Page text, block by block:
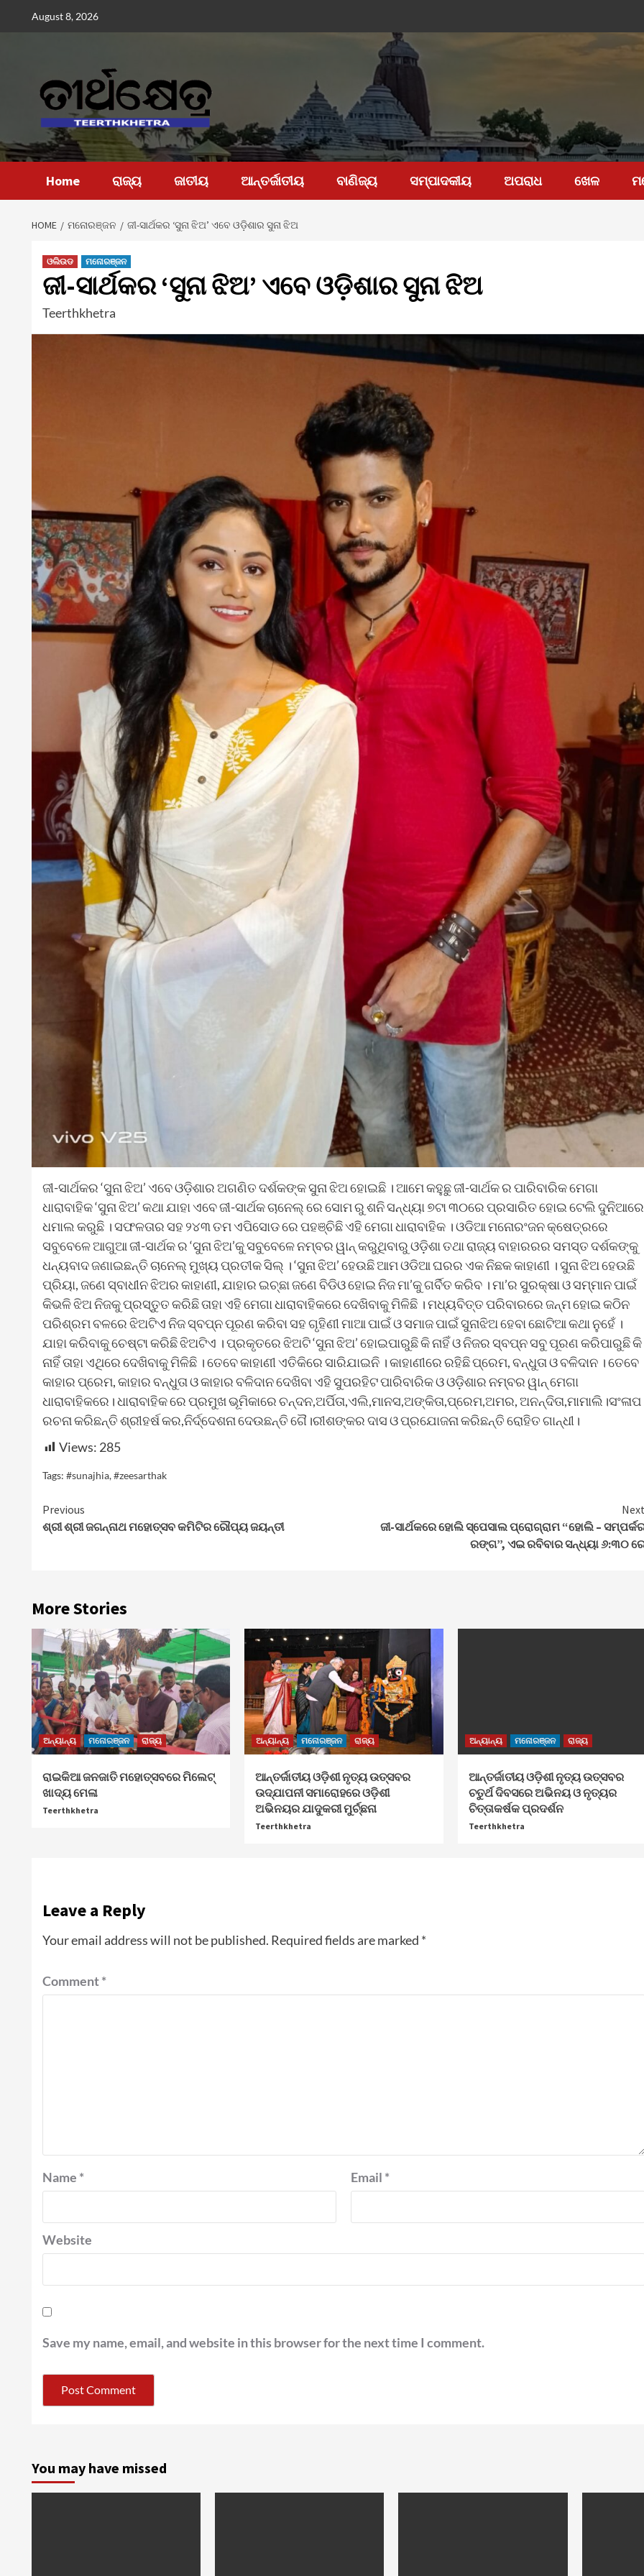
August 8, 2026
Home ରାଜ୍ୟ ଜାତୀୟ ଆନ୍ତର୍ଜାତୀୟ ବାଣିଜ୍ୟ ସମ୍ପାଦକୀୟ ଅପରାଧ ଖେଳ
HOME ମନୋରଞ୍ଜନ ଜୀ-ସାର୍ଥକର ‘ସୁନା ଝିଅ’ ଏବେ ଓଡ଼ିଶାର ସୁନା ଝିଅ
ଓଲିଉଡ ମନୋରଞ୍ଜନ
ଜୀ-ସାର୍ଥକର ‘ସୁନା ଝିଅ’ ଏବେ ଓଡ଼ିଶାର ସୁନା ଝିଅ
Teerthkhetra
ଜୀ-ସାର୍ଥକର ‘ସୁନା ଝିଅ’ ଏବେ ଓଡ଼ିଶାର ଅଗଣିତ ଦର୍ଶକଙ୍କ ସୁନା ଝିଅ ହୋଇଛି । ଆମେ କହୁଛୁ ଜୀ-ସାର୍ଥକ ର ପାରିବାରିକ ମେଗା
ଧାରାବାହିକ ‘ସୁନା ଝିଅ’ କଥା ଯାହା ଏବେ ଜୀ-ସାର୍ଥକ ଚାନେଲ୍ ରେ ସୋମ ରୁ ଶନି ସନ୍ଧ୍ୟା ୭ଟା ୩୦ରେ ପ୍ରସାରିତ ହୋଇ ଟେଲି ଦୁନିଆରେ
ଧମାଲ କରୁଛି । ସଫଳତାର ସହ ୨୪୩ ତମ ଏପିସୋଡ ରେ ପହଞ୍ଚିଛି ଏହି ମେଗା ଧାରାବାହିକ । ଓଡିଆ ମନୋରଂଜନ କ୍ଷେତ୍ରରେ
ସବୁବେଳେ ଆଗୁଆ ଜୀ-ସାର୍ଥକ ର ‘ସୁନା ଝିଅ’କୁ ସବୁବେଳେ ନମ୍ବର ୱାନ୍ କରୁଥିବାରୁ ଓଡ଼ିଶା ତଥା ରାଜ୍ୟ ବାହାରରର ସମସ୍ତ ଦର୍ଶକଙ୍କୁ
ଧନ୍ୟବାଦ ଜଣାଇଛନ୍ତି ଚାନେଲ୍ ମୁଖ୍ୟ ପ୍ରତୀକ ସିଲ୍ । ‘ସୁନା ଝିଅ’ ହେଉଛି ଆମ ଓଡିଆ ଘରର ଏକ ନିଛକ କାହାଣୀ । ସୁନା ଝିଅ ହେଉଛି
ପ୍ରିୟା, ଜଣେ ସ୍ବାଧୀନ ଝିଅର କାହାଣୀ, ଯାହାର ଇଚ୍ଛା ଜଣେ ବିଡିଓ ହୋଇ ନିଜ ମା’କୁ ଗର୍ବିତ କରିବ । ମା’ର ସୁରକ୍ଷା ଓ ସମ୍ମାନ ପାଇଁ
କିଭଳି ଝିଅ ନିଜକୁ ପ୍ରସ୍ତୁତ କରିଛି ତାହା ଏହି ମେଗା ଧାରାବାହିକରେ ଦେଖିବାକୁ ମିଳିଛି । ମଧ୍ୟବିତ୍ତ ପରିବାରରେ ଜନ୍ମ ହୋଇ କଠିନ
ପରିଶ୍ରମ ବଳରେ ଝିଅଟିଏ ନିଜ ସ୍ବପ୍ନ ପୂରଣ କରିବା ସହ ଗୃହିଣୀ ମାଆ ପାଇଁ ଓ ସମାଜ ପାଇଁ ସୁନାଝିଅ ହେବା ଛୋଟିଆ କଥା ନୁହେଁ ।
ଯାହା କରିବାକୁ ଚେଷ୍ଟା କରିଛି ଝିଅଟିଏ । ପ୍ରକୃତରେ ଝିଅଟି ‘ସୁନା ଝିଅ’ ହୋଇପାରୁଛି କି ନାହିଁ ଓ ନିଜର ସ୍ବପ୍ନ ସବୁ ପୂରଣ କରିପାରୁଛି କି
ନାହିଁ ତାହା ଏଥିରେ ଦେଖିବାକୁ ମିଳିଛି । ତେବେ କାହାଣୀ ଏତିକିରେ ସାରିଯାଇନି । କାହାଣୀରେ ରହିଛି ପ୍ରେମ, ବନ୍ଧୁତା ଓ ବଳିଦାନ । ତେବେ
କାହାର ପ୍ରେମ, କାହାର ବନ୍ଧୁତା ଓ କାହାର ବଳିଦାନ ଦେଖିବା ଏହି ସୁପରହିଟ ପାରିବାରିକ ଓ ଓଡ଼ିଶାର ନମ୍ବର ୱାନ୍ ମେଗା
ଧାରାବାହିକରେ। ଧାରାବାହିକ ରେ ପ୍ରମୁଖ ଭୂମିକାରେ ଚନ୍ଦନ,ଅର୍ପିତା,ଏଲି,ମାନସ,ଅଙ୍କିତା,ପ୍ରେମ,ଅମର, ଅନନ୍ଦିତା,ମାମାଲି।ସଂଳାପ
ରଚନା କରିଛନ୍ତି ଶ୍ରୀହର୍ଷ କର,ନିର୍ଦ୍ଦେଶନା ଦେଉଛନ୍ତି ଗୈ।ରୀଶଙ୍କର ଦାସ ଓ ପ୍ରଯୋଜନା କରିଛନ୍ତି ରୋହିତ ଗାନ୍ଧୀ।
Views: 285
Tags: #sunajhia,#zeesarthak
Continue
Reading
Previous
ଶ୍ରୀ ଶ୍ରୀ ଜଗନ୍ନାଥ ମହୋତ୍ସବ କମିଟିର ରୌପ୍ୟ ଜୟନ୍ତୀ
Next
ଜୀ-ସାର୍ଥକରେ ହୋଲି ସ୍ପେସାଲ ପ୍ରୋଗ୍ରାମ “ହୋଲି –
ରଙ୍ଗ”, ଏଇ ରବିବାର ସନ୍ଧ୍ୟା ୬:୩୦
More Stories
ଅନ୍ୟାନ୍ୟ ମନୋରଞ୍ଜନ ରାଜ୍ୟ
ରାଇକିଆ ଜନଜାତି ମହୋତ୍ସବରେ ମିଲେଟ୍
ଖାଦ୍ୟ ମେଳା
Teerthkhetra
ଅନ୍ୟାନ୍ୟ ମନୋରଞ୍ଜନ ରାଜ୍ୟ
ଆନ୍ତର୍ଜାତୀୟ ଓଡ଼ିଶୀ ନୃତ୍ୟ ଉତ୍ସବର
ଉଦ୍‍ଯାପନୀ ସମାରୋହରେ ଓଡ଼ିଶୀ
ଅଭିନୟର ଯାଦୁକରୀ ମୁର୍ଚ୍ଛନା
Teerthkhetra
ଅନ୍ୟାନ୍ୟ ମନୋରଞ୍ଜନ ରାଜ୍ୟ
ଆନ୍ତର୍ଜାତୀୟ ଓଡ଼ିଶୀ ନୃତ୍ୟ ଉତ୍ସବର
ଚତୁର୍ଥ ଦିବସରେ ଅଭିନୟ ଓ ନୃତ୍ୟର
ଚିତ୍ତାକର୍ଷକ ପ୍ରଦର୍ଶନ
Teerthkhetra
Leave a Reply
Your email address will not be published. Required fields are marked *
Comment*
Name * Email *
Website
Save my name, email, and website in this browser for the next time I comment.
You may have missed